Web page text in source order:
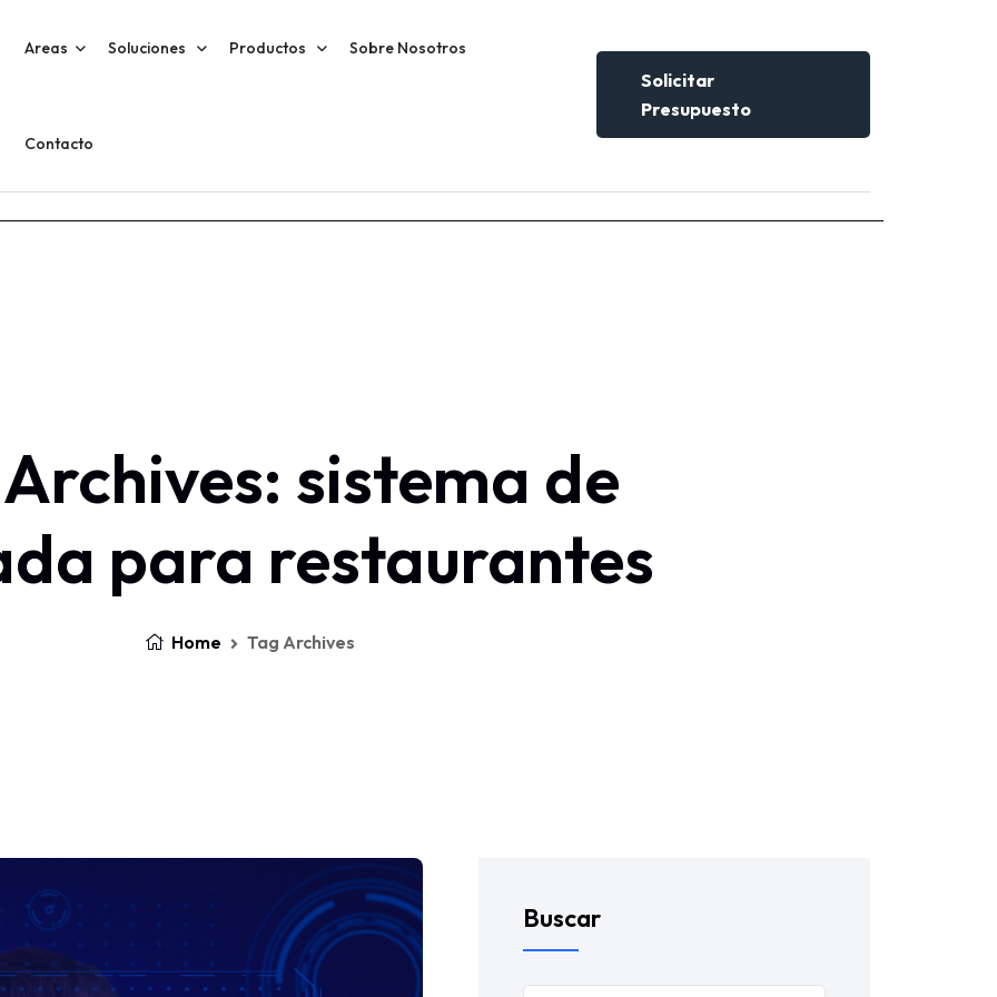
Areas Soluciones Productos Sobre Nosotros
Contacto
Solicitar
Presupuesto
sistema de
para restaurantes
Home Tag Archives
Buscar